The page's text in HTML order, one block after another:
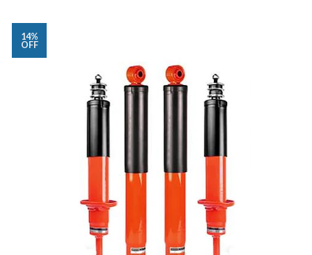
14%
OFF